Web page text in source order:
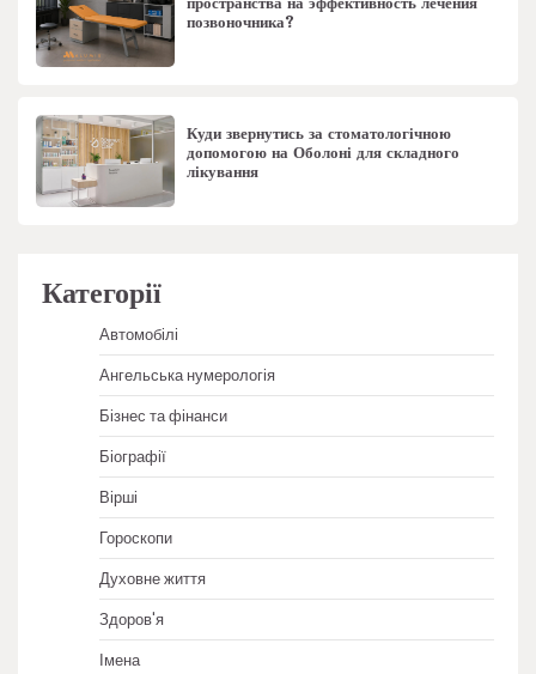
позвоночника?
Куди звернутись за стоматологічною
допомогою на Оболоні для складного
лікування
Категорії
Автомобілі
Ангельська нумерологія
Бізнес та фінанси
Біографії
Вірші
Гороскопи
Духовне життя
Здоров'я
Імена